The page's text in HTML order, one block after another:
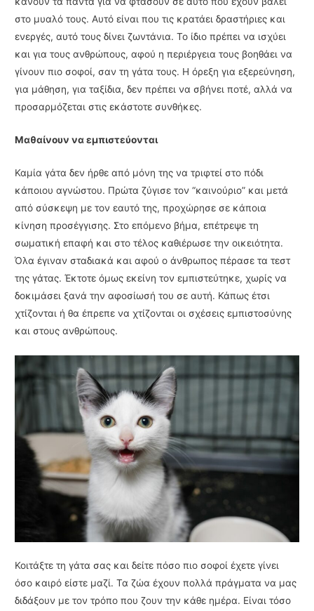
στο μυαλό τους. Αυτό είναι που τις κρατάει δραστήριες και
ενεργές, αυτό τους δίνει ζωντάνια. Το ίδιο πρέπει να ισχύει
και για τους ανθρώπους, αφού η περιέργεια τους βοηθάει να
γίνουν πιο σοφοί, σαν τη γάτα τους. Η όρεξη για εξερεύνηση,
για μάθηση, για ταξίδια, δεν πρέπει να σβήνει ποτέ, αλλά να
προσαρμόζεται στις εκάστοτε συνθήκες.
Μαθαίνουν να εμπιστεύονται
Καμία γάτα δεν ήρθε από μόνη της να τριφτεί στο πόδι
κάποιου αγνώστου. Πρώτα ζύγισε τον “καινούριο” και μετά
από σύσκεψη με τον εαυτό της, προχώρησε σε κάποια
κίνηση προσέγγισης. Στο επόμενο βήμα, επέτρεψε τη
σωματική επαφή και στο τέλος καθιέρωσε την οικειότητα.
Όλα έγιναν σταδιακά και αφού ο άνθρωπος πέρασε τα τεστ
της γάτας. Έκτοτε όμως εκείνη τον εμπιστεύτηκε, χωρίς να
δοκιμάσει ξανά την αφοσίωσή του σε αυτή. Κάπως έτσι
χτίζονται ή θα έπρεπε να χτίζονται οι σχέσεις εμπιστοσύνης
και στους ανθρώπους.
Κοιτάξτε τη γάτα σας και δείτε πόσο πιο σοφοί έχετε γίνει
όσο καιρό είστε μαζί. Τα ζώα έχουν πολλά πράγματα να μας
διδάξουν με τον τρόπο που ζουν την κάθε ημέρα. Είναι τόσο